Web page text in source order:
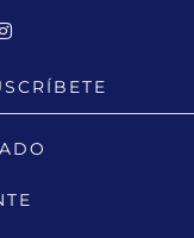
Instagram